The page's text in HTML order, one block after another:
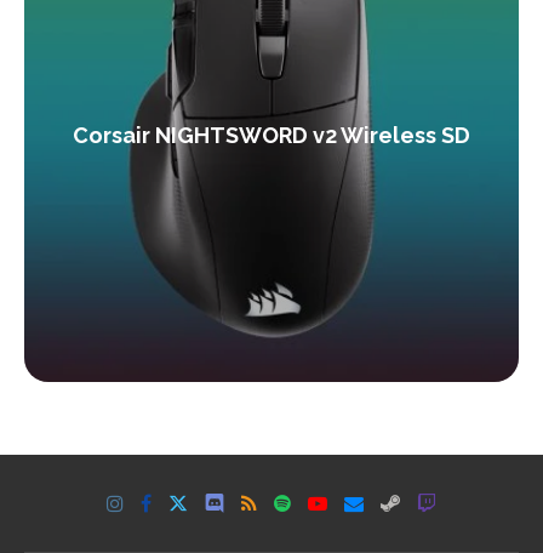
Corsair NIGHTSWORD v2 Wireless SD